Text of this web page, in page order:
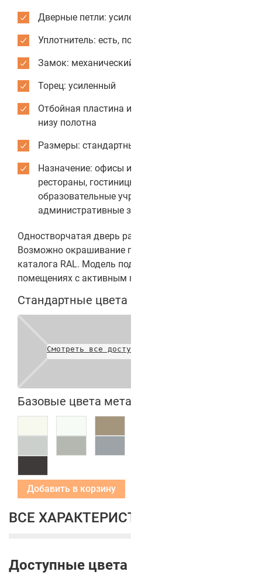
Дверные петли: усиленные
Уплотнитель: есть, по периметру коробки
Замок: механический
Торец: усиленный
Отбойная пластина из нержавеющей стали: по
низу полотна
Размеры: стандартные или индивидуальные
Назначение: офисы и бизнес-центры, кафе и
рестораны, гостиницы и отели,
образовательные учреждения,
административные здания
Одностворчатая дверь распашного типа Color 2.
Возможно окрашивание полотна в любой цвет из
каталога RAL. Модель подходит для установки в
помещениях с активным перемещением людей.
Стандартные цвета полотен
Смотреть все доступные цвета
Базовые цвета металлических коробок
Добавить в корзину
ВСЕ ХАРАКТЕРИСТИКИ
Доступные цвета